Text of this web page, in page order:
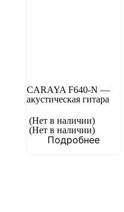
CARAYA F640-N —
акустическая гитара
(Нет в наличии)
(Нет в наличии)
Подробнее